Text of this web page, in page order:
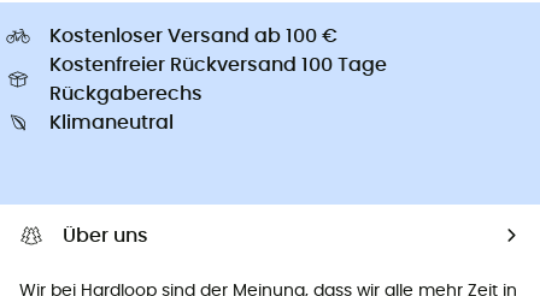
Kostenloser Versand ab 100 €
Kostenfreier Rückversand 100 Tage
Rückgaberechs
Klimaneutral
Über uns
Wir bei Hardloop sind der Meinung, dass wir alle mehr Zeit in